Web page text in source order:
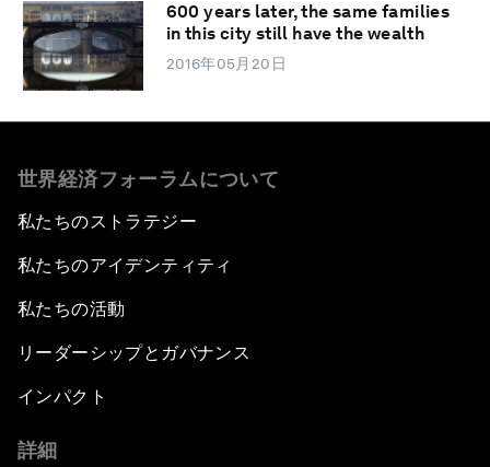
600 years later, the same families
in this city still have the wealth
2016年05月20日
世界経済フォーラムについて
私たちのストラテジー
私たちのアイデンティティ
私たちの活動
リーダーシップとガバナンス
インパクト
詳細